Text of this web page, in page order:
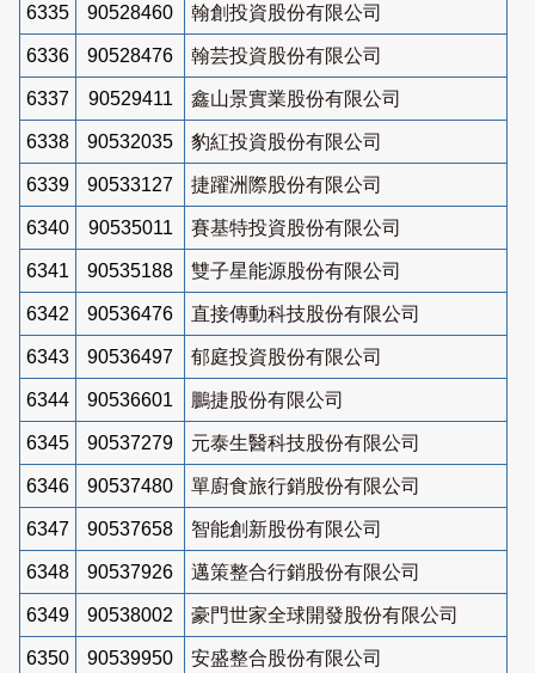
6335 90528460 翰創投資股份有限公司
6336 90528476 翰芸投資股份有限公司
6337 90529411 鑫山景實業股份有限公司
6338 90532035 豹紅投資股份有限公司
6339 90533127 捷躍洲際股份有限公司
6340 90535011 賽基特投資股份有限公司
6341 90535188 雙子星能源股份有限公司
6342 90536476 直接傳動科技股份有限公司
6343 90536497 郁庭投資股份有限公司
6344 90536601 鵬捷股份有限公司
6345 90537279 元泰生醫科技股份有限公司
6346 90537480 單廚食旅行銷股份有限公司
6347 90537658 智能創新股份有限公司
6348 90537926 邁策整合行銷股份有限公司
6349 90538002 豪門世家全球開發股份有限公司
6350 90539950
安盛整合股份有限公司